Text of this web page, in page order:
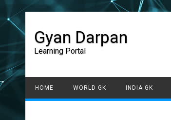
Gyan Darpan
Learning Portal
HOME WORLD GK INDIA GK